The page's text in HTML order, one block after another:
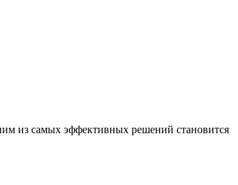
из самых эффективных решений становится